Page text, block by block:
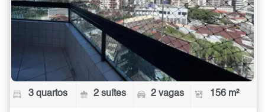
3 quartos 2 suítes 2 vagas 156 m²